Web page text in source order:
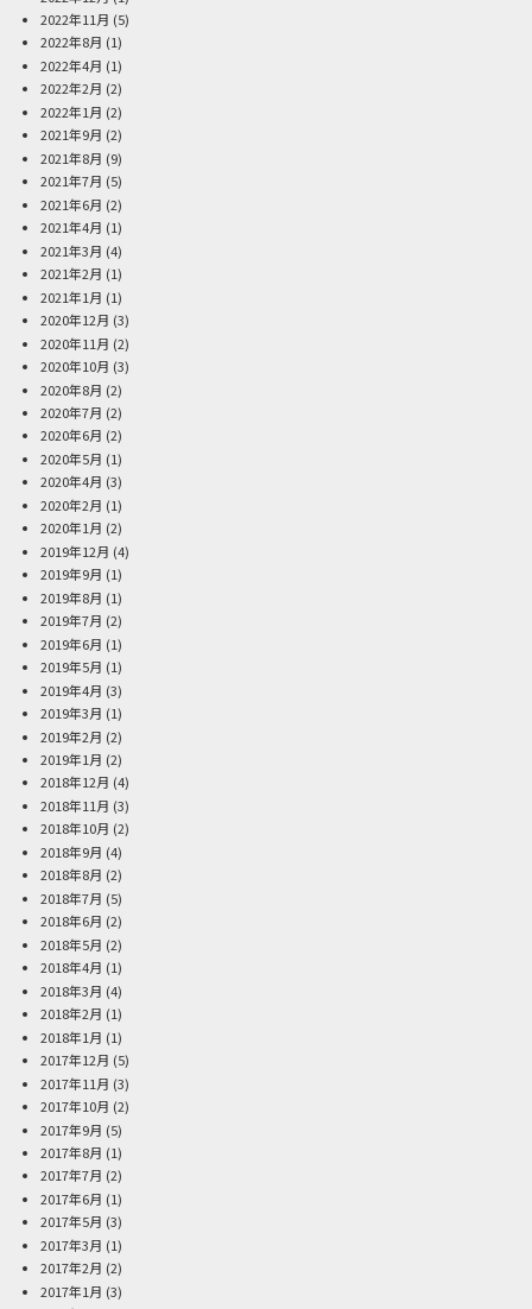
2022年11月 (5)
2022年8月 (1)
2022年4月 (1)
2022年2月 (2)
2022年1月 (2)
2021年9月 (2)
2021年8月 (9)
2021年7月 (5)
2021年6月 (2)
2021年4月 (1)
2021年3月 (4)
2021年2月 (1)
2021年1月 (1)
2020年12月 (3)
2020年11月 (2)
2020年10月 (3)
2020年8月 (2)
2020年7月 (2)
2020年6月 (2)
2020年5月 (1)
2020年4月 (3)
2020年2月 (1)
2020年1月 (2)
2019年12月 (4)
2019年9月 (1)
2019年8月 (1)
2019年7月 (2)
2019年6月 (1)
2019年5月 (1)
2019年4月 (3)
2019年3月 (1)
2019年2月 (2)
2019年1月 (2)
2018年12月 (4)
2018年11月 (3)
2018年10月 (2)
2018年9月 (4)
2018年8月 (2)
2018年7月 (5)
2018年6月 (2)
2018年5月 (2)
2018年4月 (1)
2018年3月 (4)
2018年2月 (1)
2018年1月 (1)
2017年12月 (5)
2017年11月 (3)
2017年10月 (2)
2017年9月 (5)
2017年8月 (1)
2017年7月 (2)
2017年6月 (1)
2017年5月 (3)
2017年3月 (1)
2017年2月 (2)
2017年1月 (3)